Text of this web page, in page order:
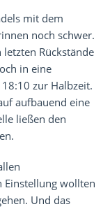
mit dem
noch schwer.
Rückstände
in eine
zur Halbzeit.
aufbauend eine
ließen den
Einstellung wollten
Und das